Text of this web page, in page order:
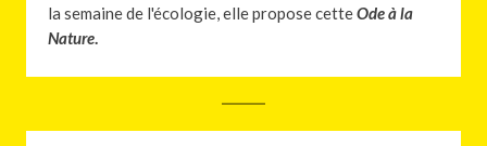
la semaine de l'écologie, elle propose cetteOde à la
Nature.